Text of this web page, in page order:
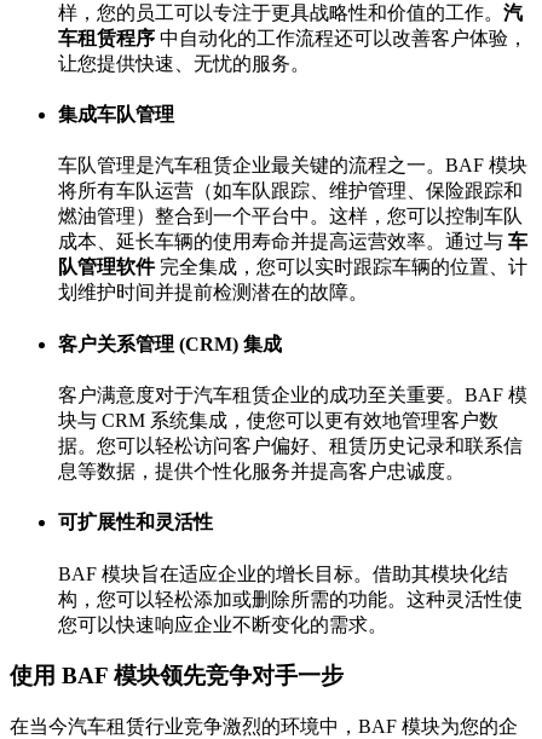
样，您的员工可以专注于更具战略性和价值的工作。 汽
车租赁程序 中自动化的工作流程还可以改善客户体验，
让您提供快速、无忧的服务。
集成车队管理
车队管理是汽车租赁企业最关键的流程之一。BAF 模块
将所有车队运营（如车队跟踪、维护管理、保险跟踪和
燃油管理）整合到一个平台中。这样，您可以控制车队
成本、延长车辆的使用寿命并提高运营效率。通过与 车
队管理软件完全集成，您可以实时跟踪车辆的位置、计
划维护时间并提前检测潜在的故障。
客户关系管理 (CRM) 集成
客户满意度对于汽车租赁企业的成功至关重要。BAF 模
块与 CRM 系统集成，使您可以更有效地管理客户数
据。您可以轻松访问客户偏好、租赁历史记录和联系信
息等数据，提供个性化服务并提高客户忠诚度。
可扩展性和灵活性
BAF 模块旨在适应企业的增长目标。借助其模块化结
构，您可以轻松添加或删除所需的功能。这种灵活性使
您可以快速响应企业不断变化的需求。
使用 BAF 模块领先竞争对手一步
在当今汽车租赁行业竞争激烈的环境中，BAF 模块为您的企